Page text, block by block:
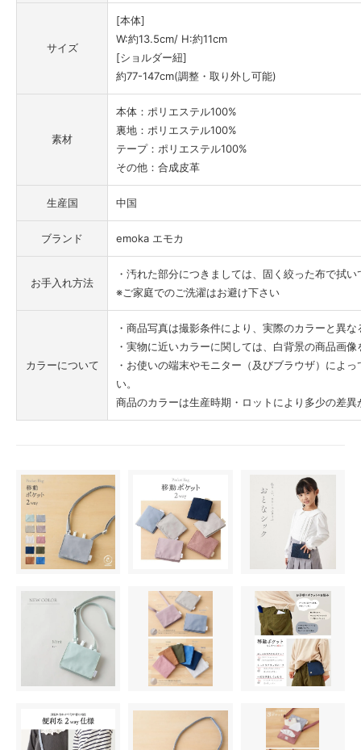
サイズ
[本体]
W:約13.5cm/ H:約11cm
[ショルダー紐]
約77-147cm(調整・取り外し可能)
素材
本体：ポリエステル100%
裏地：ポリエステル100%
テープ：ポリエステル100%
その他：合成皮革
生産国 中国
ブランド emoka エモカ
お手入れ方法
・汚れた部分につきましては、固く絞った布で拭
※ご家庭でのご洗濯はお避け下さい
カラーについて
・商品写真は撮影条件により、実際のカラーと異
・実物に近いカラーに関しては、白背景の商品画
・お使いの端末やモニター（及びブラウザ）によ
い。
商品のカラーは生産時期・ロットにより多少の差